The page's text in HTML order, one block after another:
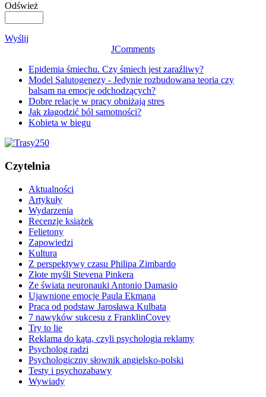
Odśwież
Wyślij
JComments
Epidemia śmiechu. Czy śmiech jest zaraźliwy?
Model Salutogenezy - Jedynie rozbudowana teoria czy
balsam na emocje odchodzących?
Dobre relacje w pracy obniżają stres
Jak złagodzić ból samotności?
Kobieta w biegu
Czytelnia
Aktualności
Artykuły
Wydarzenia
Recenzje książek
Felietony
Zapowiedzi
Kultura
Z perspektywy czasu Philipa Zimbardo
Złote myśli Stevena Pinkera
Ze świata neuronauki Antonio Damasio
Ujawnione emocje Paula Ekmana
Praca od podstaw Jarosława Kulbata
7 nawyków sukcesu z FranklinCovey
Try to lie
Reklama do kąta, czyli psychologia reklamy
Psycholog radzi
Psychologiczny słownik angielsko-polski
Testy i psychozabawy
Wywiady